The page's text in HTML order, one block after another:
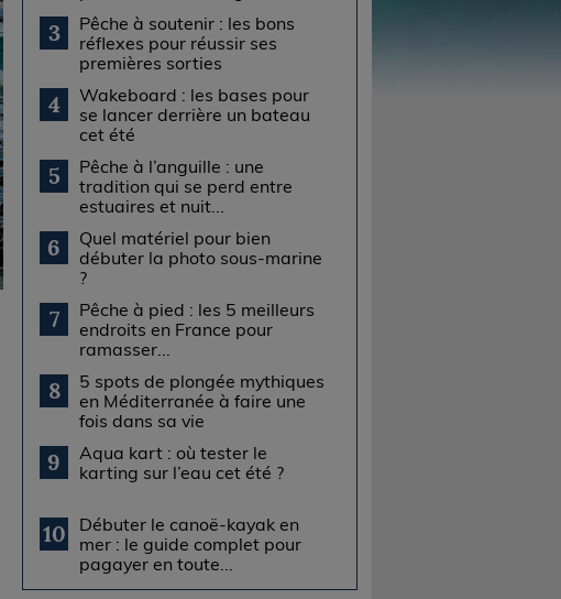
3
Pêche à soutenir : les bons
réflexes pour réussir ses
premières sorties
4
Wakeboard : les bases pour
se lancer derrière un bateau
cet été
5
Pêche à l’anguille : une
tradition qui se perd entre
estuaires et nuit...
6
Quel matériel pour bien
débuter la photo sous-marine
?
7
Pêche à pied : les 5 meilleurs
endroits en France pour
ramasser...
8
5 spots de plongée mythiques
en Méditerranée à faire une
fois dans sa vie
9
Aqua kart : où tester le
karting sur l’eau cet été ?
10
Débuter le canoë-kayak en
mer : le guide complet pour
pagayer en toute...